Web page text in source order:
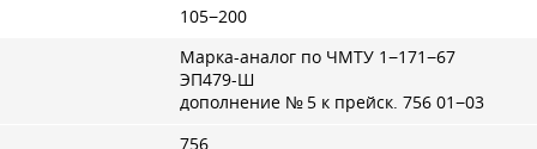
105−200
Марка-аналог по ЧМТУ 1−171−67
ЭП479-Ш
дополнение № 5 к прейск. 756 01−03
756